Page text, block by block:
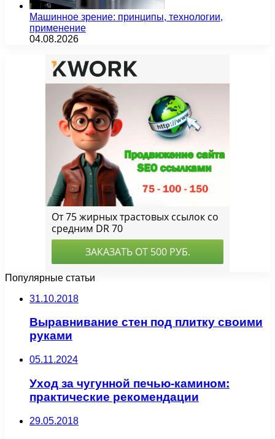
Машинное зрение: принципы, технологии,
применение
04.08.2026
Популярные статьи
31.10.2018
Выравнивание стен под плитку своими
руками
05.11.2024
Уход за чугунной печью-камином:
практические рекомендации
29.05.2018